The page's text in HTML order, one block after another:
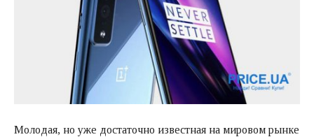
Молодая, но уже достаточно известная на мировом рынке